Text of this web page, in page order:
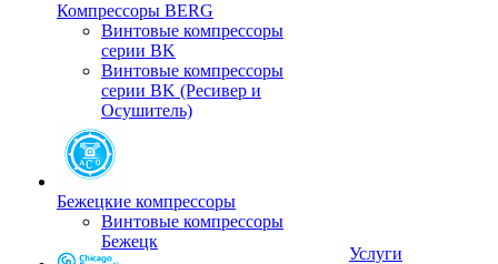
Компрессоры BERG
Винтовые компрессоры
серии BK
Винтовые компрессоры
серии BK (Ресивер и
Осушитель)
Бежецкие компрессоры
Винтовые компрессоры
Бежецк
Услуги